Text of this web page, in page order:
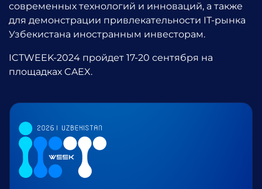
современных технологий и инноваций, а также
для демонстрации привлекательности IT-рынка
Узбекистана иностранным инвесторам.
ICTWEEK-2024 пройдет 17-20 сентября на
площадках CAEX.